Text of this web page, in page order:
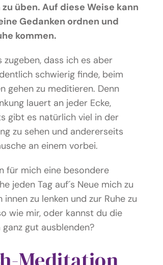
üben. Auf diese Weise kann
Gedanken ordnen und
kommen.
zugeben, dass ich es aber
schwierig finde, beim
gehen zu meditieren. Denn
lauert an jeder Ecke,
gibt es natürlich viel in der
zu sehen und andererseits
an einem vorbei.
für mich eine besondere
jeden Tag auf´s Neue mich zu
zu lenken und zur Ruhe zu
wie mir, oder kannst du die
gut ausblenden?